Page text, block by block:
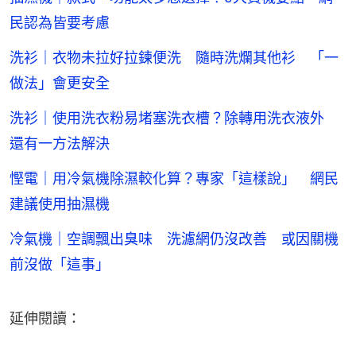
民認為皆要考慮
洗衫｜衣物未拉好拉鍊便洗 隨時洗爛其他衫 「一
做法」會更安全
洗衫｜使用洗衣粉易堵塞洗衣槽？除轉用洗衣液外
還有一方法解決
慳電｜用冷氣機除濕較化算？專家「這樣說」 網民
建議使用抽濕機
冷氣機｜空調飄出臭味 洗濾網仍沒改善 或因關機
前沒做「這事」
延伸閱讀：